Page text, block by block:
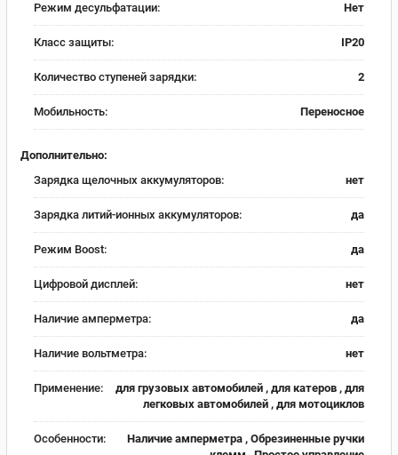
Режим десульфатации: Нет
Класс защиты: IP20
Количество ступеней зарядки: 2
Мобильность: Переносное
Дополнительно:
Зарядка щелочных аккумуляторов:
нет
Зарядка литий-ионных аккумуляторов: да
Режим Boost: да
Цифровой дисплей: нет
Наличие амперметра: да
Наличие вольтметра: нет
Применение:
для грузовых автомобилей , для катеров , для
легковых автомобилей , для мотоциклов
Особенности:
Наличие амперметра , Обрезиненные ручки